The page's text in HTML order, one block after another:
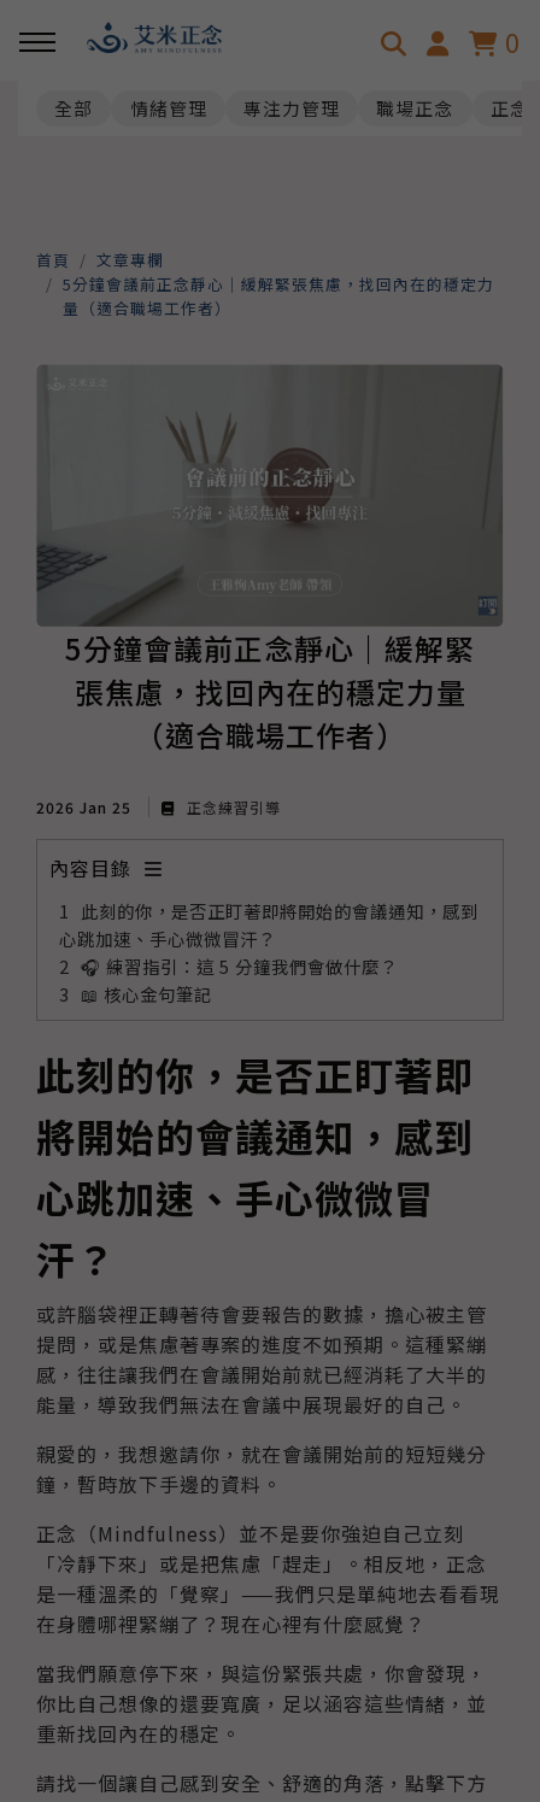
0
回主選單
艾米的故事
回主選單
正念是什麼呢？
全部 情緒管理 專注力管理 職場正念 正念
首頁
文章專欄
5分鐘會議前正念靜心｜緩解緊張焦慮，找回內在的穩定力
量（適合職場工作者）
5分鐘會議前正念靜心｜緩解緊
張焦慮，找回內在的穩定力量
（適合職場工作者）
2026 Jan 25 正念練習引導
內容目錄
此刻的你，是否正盯著即將開始的會議通知，感到
心跳加速、手心微微冒汗？
🎧 練習指引：這 5 分鐘我們會做什麼？
📖 核心金句筆記
此刻的你，是否正盯著即
將開始的會議通知，感到
心跳加速、手心微微冒
汗？
或許腦袋裡正轉著待會要報告的數據，擔心被主管
提問，或是焦慮著專案的進度不如預期。這種緊繃
感，往往讓我們在會議開始前就已經消耗了大半的
能量，導致我們無法在會議中展現最好的自己。
親愛的，我想邀請你，就在會議開始前的短短幾分
鐘，暫時放下手邊的資料。
正念（Mindfulness）並不是要你強迫自己立刻
「冷靜下來」或是把焦慮「趕走」。相反地，正念
是一種溫柔的「覺察」——我們只是單純地去看看現
在身體哪裡緊繃了？現在心裡有什麼感覺？
當我們願意停下來，與這份緊張共處，你會發現，
你比自己想像的還要寬廣，足以涵容這些情緒，並
重新找回內在的穩定。
請找一個讓自己感到安全、舒適的角落，點擊下方